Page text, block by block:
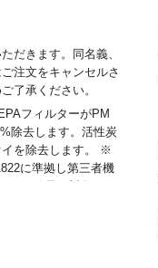
だきます。同名義、
注文をキャンセルさ
了承ください。
フィルターがPM
除去します。活性炭
イを除去します。 ※
に準拠し第三者機